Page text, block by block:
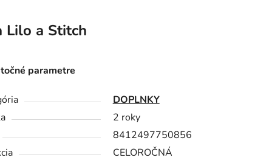
Lilo a Stitch
parametre
DOPLNKY
2 roky
8412497750856
CELOROČNÁ